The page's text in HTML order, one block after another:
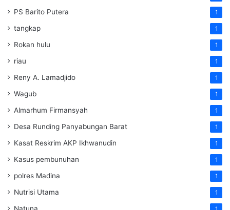
PS Barito Putera 1
tangkap 1
Rokan hulu 1
riau 1
Reny A. Lamadjido 1
Wagub 1
Almarhum Firmansyah 1
Desa Runding Panyabungan Barat 1
Kasat Reskrim AKP Ikhwanudin 1
Kasus pembunuhan 1
polres Madina 1
Nutrisi Utama 1
Natuna